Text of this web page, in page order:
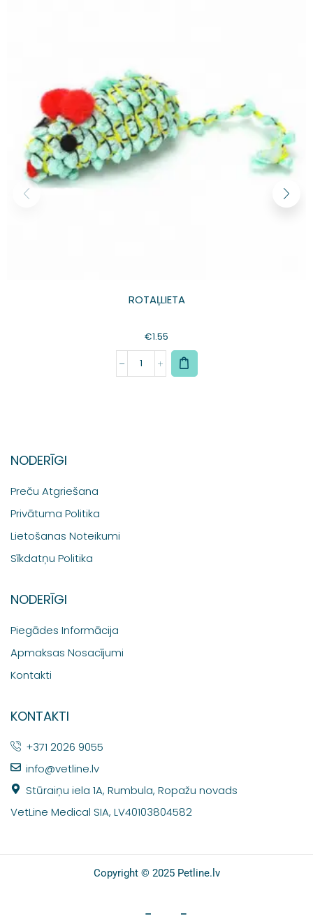
ROTAĻLIETA
€1.55
NODERĪGI
Preču Atgriešana
Privātuma Politika
Lietošanas Noteikumi
Sīkdatņu Politika
NODERĪGI
Piegādes Informācija
Apmaksas Nosacījumi
Kontakti
KONTAKTI
+371 2026 9055
info@vetline.lv
Stūraiņu iela 1A, Rumbula, Ropažu novads
VetLine Medical SIA, LV40103804582
Copyright © 2025 Petline.lv